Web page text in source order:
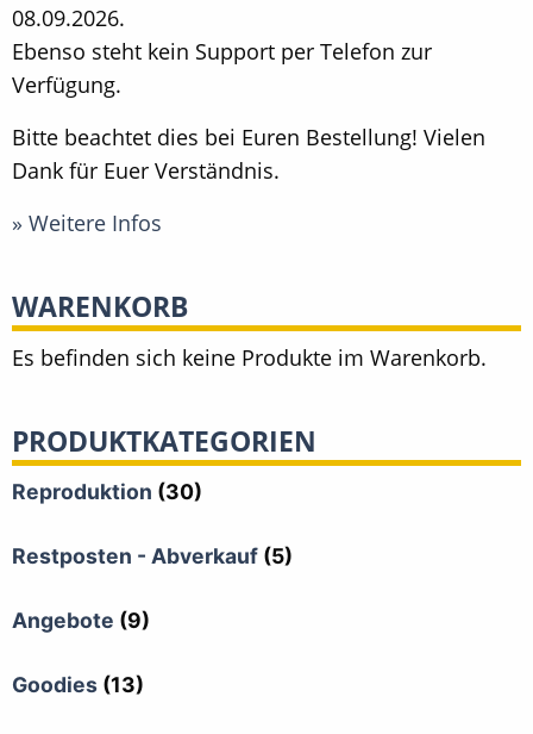
08.09.2026.
Ebenso steht kein Support per Telefon zur
Verfügung.
Bitte beachtet dies bei Euren Bestellung! Vielen
Dank für Euer Verständnis.
» Weitere Infos
WARENKORB
Es befinden sich keine Produkte im Warenkorb.
PRODUKTKATEGORIEN
Reproduktion (30)
Restposten - Abverkauf (5)
Angebote (9)
Goodies (13)